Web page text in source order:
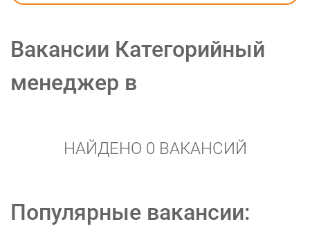
Вакансии Категорийный
менеджер в
НАЙДЕНО 0 ВАКАНСИЙ
Популярные вакансии: